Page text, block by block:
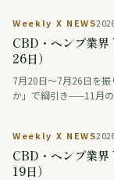
大麻・ヘンプ入り食品
が話題になった。
Weekly X NEWS
CBD・ヘンプ業
26日）
7月20日〜7月26日を振
か」で綱引き——11月
究段階）。アジアでは
しい大麻規制法案を保
を賛否の論者が議論す
Weekly X NEWS
CBD・ヘンプ業
19日）